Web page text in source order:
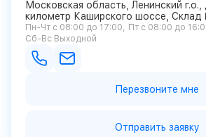
Московская область, Ленинский г.о.,
километр Каширского шоссе,
Пн-Чт с 08:00 до 17:00
Пт с 08:00 до
Сб-Вс Выходной
Перезвоните мне
Отправить заявку